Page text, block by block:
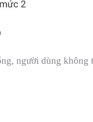
người dùng không